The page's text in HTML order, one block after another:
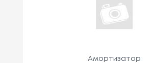
Амортизатор